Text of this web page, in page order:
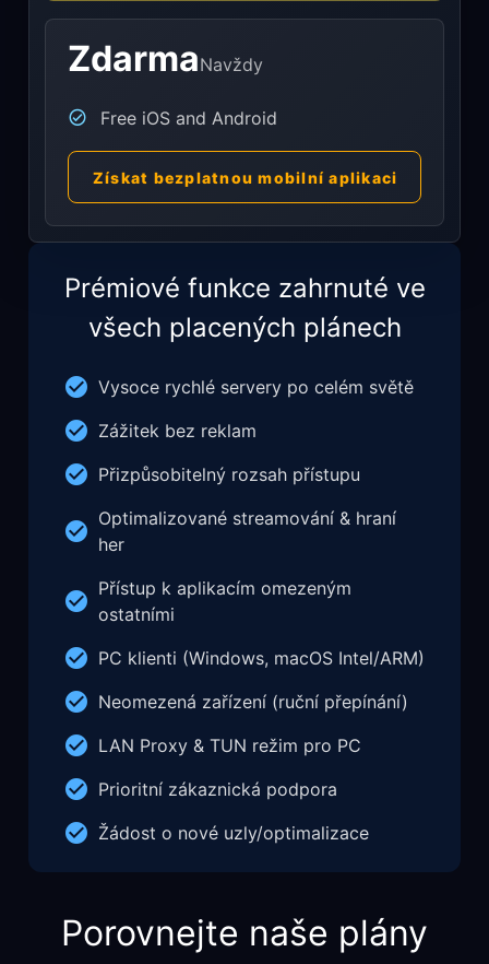
ZdarmaNavždy
Free iOS and Android
Získat bezplatnou mobilní aplikaci
Prémiové funkce zahrnuté ve
všech placených plánech
Vysoce rychlé servery po celém světě
Zážitek bez reklam
Přizpůsobitelný rozsah přístupu
Optimalizované streamování & hraní
her
Přístup k aplikacím omezeným
ostatními
PC klienti (Windows, macOS Intel/ARM)
Neomezená zařízení (ruční přepínání)
LAN Proxy & TUN režim pro PC
Prioritní zákaznická podpora
Žádost o nové uzly/optimalizace
Porovnejte naše plány